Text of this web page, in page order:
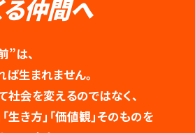
仲間へ
”は、
生まれません。
社会を変えるのではなく、
生き方」「価値観」そのものを